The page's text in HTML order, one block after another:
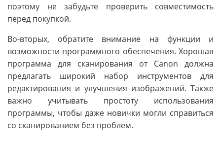
поэтому не забудьте проверить совместимость
перед покупкой.
Во-вторых, обратите внимание на функции и
возможности программного обеспечения. Хорошая
программа для сканирования от Canon должна
предлагать широкий набор инструментов для
редактирования и улучшения изображений. Также
важно учитывать простоту использования
программы, чтобы даже новички могли справиться
со сканированием без проблем.